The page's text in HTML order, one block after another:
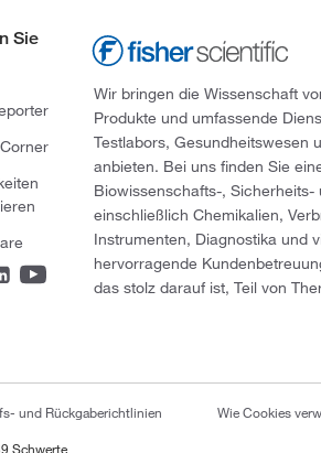
Sie
Wir bringen die Wissenschaft
Produkte und umfassende
Testlabors, Gesundheitswesen
anbieten. Bei uns finden Sie
Biowissenschafts-,
einschließlich Chemikalien,
Instrumenten, Diagnostika und
hervorragende
das stolz darauf ist, Teil von
und Rückgaberichtlinien Wie Cookies
Schwerte